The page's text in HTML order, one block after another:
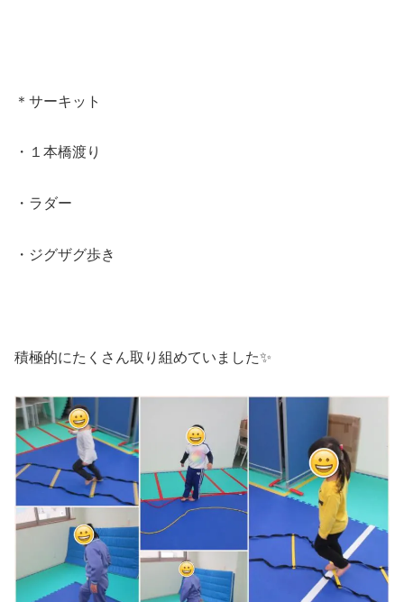
＊サーキット
・１本橋渡り
・ラダー
・ジグザグ歩き
積極的にたくさん取り組めていました✨